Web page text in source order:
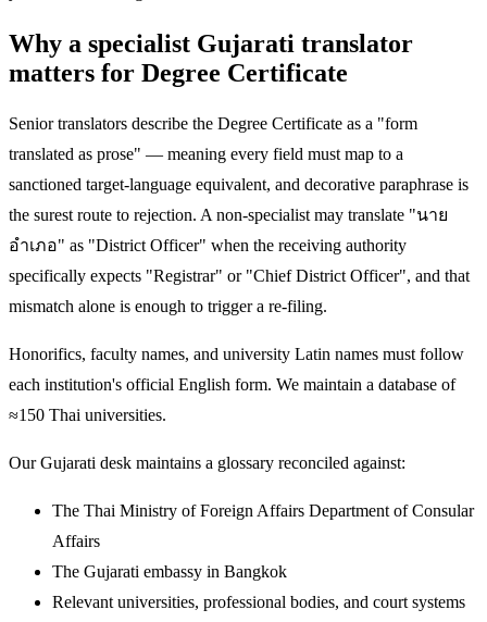
Why a specialist Gujarati translator
matters for Degree Certificate
Senior translators describe the Degree Certificate as a "form
translated as prose" — meaning every field must map to a
sanctioned target-language equivalent, and decorative paraphrase is
the surest route to rejection. A non-specialist may translate "นาย
อำเภอ" as "District Officer" when the receiving authority
specifically expects "Registrar" or "Chief District Officer", and that
mismatch alone is enough to trigger a re-filing.
Honorifics, faculty names, and university Latin names must follow
each institution's official English form. We maintain a database of
≈150 Thai universities.
Our Gujarati desk maintains a glossary reconciled against:
The Thai Ministry of Foreign Affairs Department of Consular
Affairs
The Gujarati embassy in Bangkok
Relevant universities, professional bodies, and court systems